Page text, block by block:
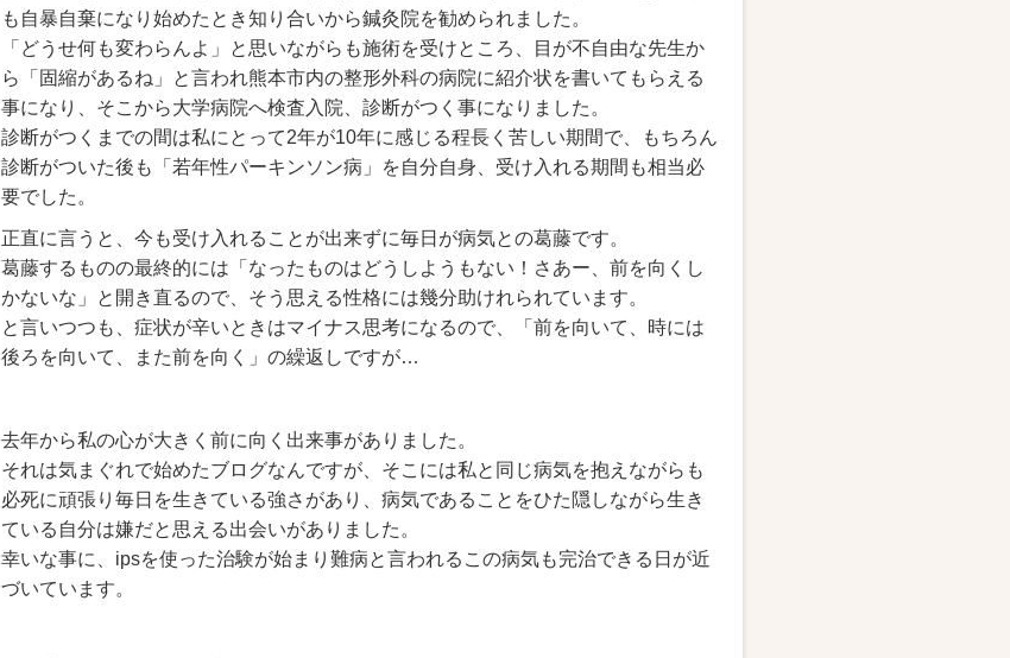
も自暴自棄になり始めたとき知り合いから鍼灸院を勧められました。
「どうせ何も変わらんよ」と思いながらも施術を受けところ、目が不自由な先生か
ら「固縮があるね」と言われ熊本市内の整形外科の病院に紹介状を書いてもらえる
事になり、そこから大学病院へ検査入院、診断がつく事になりました。
診断がつくまでの間は私にとって2年が10年に感じる程長く苦しい期間で、もちろん
診断がついた後も「若年性パーキンソン病」を自分自身、受け入れる期間も相当必
要でした。
正直に言うと、今も受け入れることが出来ずに毎日が病気との葛藤です。
葛藤するものの最終的には「なったものはどうしようもない！さあー、前を向くし
かないな」と開き直るので、そう思える性格には幾分助けれられています。
と言いつつも、症状が辛いときはマイナス思考になるので、「前を向いて、時には
後ろを向いて、また前を向く」の繰返しですが…
去年から私の心が大きく前に向く出来事がありました。
それは気まぐれで始めたブログなんですが、そこには私と同じ病気を抱えながらも
必死に頑張り毎日を生きている強さがあり、病気であることをひた隠しながら生き
ている自分は嫌だと思える出会いがありました。
幸いな事に、ipsを使った治験が始まり難病と言われるこの病気も完治できる日が近
づいています。